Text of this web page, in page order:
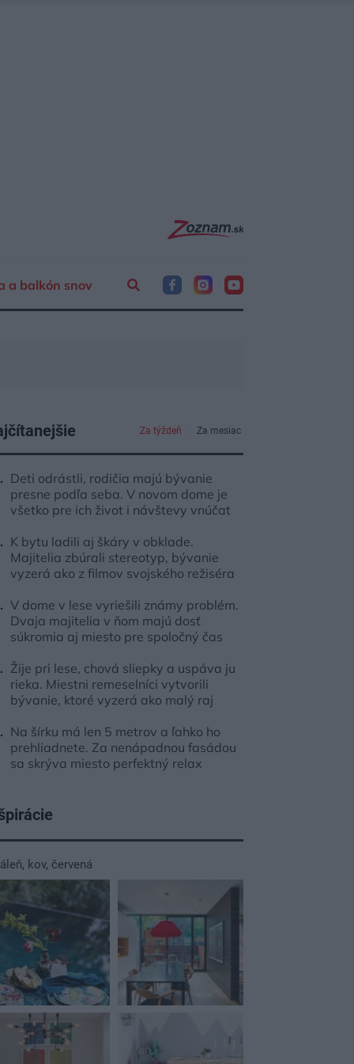
a balkón snov
Za týždeň Za mesiac
Deti odrástli, rodičia majú bývanie
presne podľa seba. V novom dome je
všetko pre ich život i návštevy vnúčat
K bytu ladili aj škáry v obklade.
Majitelia zbúrali stereotyp, bývanie
vyzerá ako z filmov svojského režiséra
V dome v lese vyriešili známy problém.
Dvaja majitelia v ňom majú dosť
súkromia aj miesto pre spoločný čas
Žije pri lese, chová sliepky a uspáva ju
rieka. Miestni remeselníci vytvorili
bývanie, ktoré vyzerá ako malý raj
Na šírku má len 5 metrov a ľahko ho
prehliadnete. Za nenápadnou fasádou
sa skrýva miesto perfektný relax
, kov, červená